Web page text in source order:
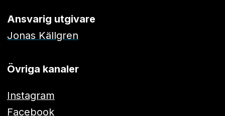
Ansvarig utgivare
Jonas Källgren
Övriga kanaler
Instagram
Facebook